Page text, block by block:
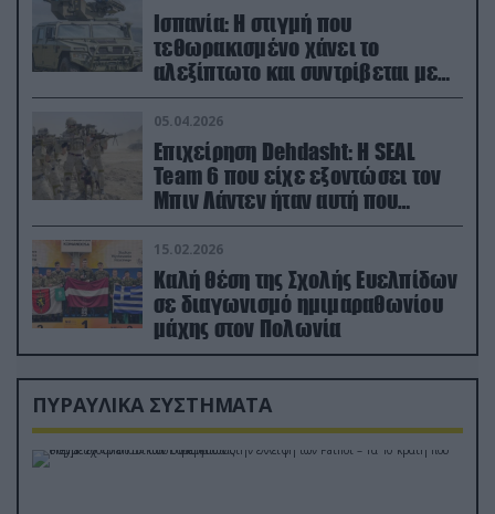
Ισπανία: Η στιγμή που
τεθωρακισμένο χάνει το
αλεξίπτωτο και συντρίβεται με
ορμή στο έδαφος (βίντεο)
05.04.2026
Επιχείρηση Dehdasht: Η SEAL
Team 6 που είχε εξοντώσει τον
Μπιν Λάντεν ήταν αυτή που
διέσωσε τον πιλότο του F-15
15.02.2026
Καλή θέση της Σχολής Ευελπίδων
σε διαγωνισμό ημιμαραθωνίου
μάχης στον Πολωνία
ΠΥΡΑΥΛΙΚΑ ΣΥΣΤΗΜΑΤΑ